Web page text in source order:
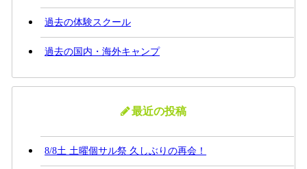
過去の体験スクール
過去の国内・海外キャンプ
最近の投稿
8/8土 土曜個サル祭 久しぶりの再会！